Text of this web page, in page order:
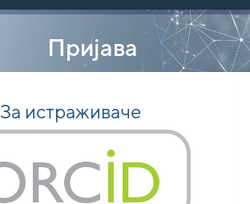
Пријава
За истраживаче